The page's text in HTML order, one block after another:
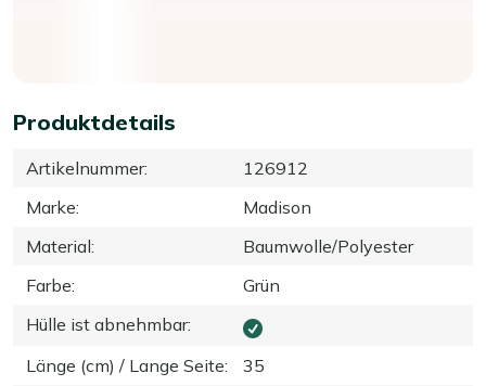
Produktdetails
Artikelnummer:
126912
Marke:
Madison
Material:
Baumwolle/Polyester
Farbe:
Grün
Hülle ist abnehmbar:
Länge (cm) / Lange Seite:
35